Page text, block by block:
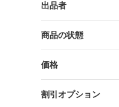
出品者
商品の状態
価格
割引オプション